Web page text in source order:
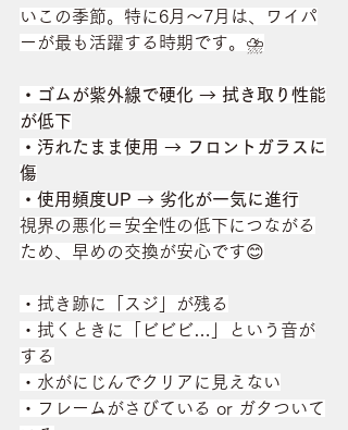
いこの季節。特に6月～7月は、ワイパ
ーが最も活躍する時期です。⛈️
・ゴムが紫外線で硬化 → 拭き取り性能
が低下
・汚れたまま使用 → フロントガラスに
傷
・使用頻度UP → 劣化が一気に進行
視界の悪化＝安全性の低下につながる
ため、早めの交換が安心です😊
・拭き跡に「スジ」が残る
・拭くときに「ビビビ…」という音が
する
・水がにじんでクリアに見えない
・フレームがさびている or ガタついて